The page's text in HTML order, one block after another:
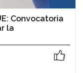
Convocatoria
la